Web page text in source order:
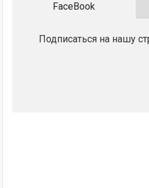
FaceBook
Подписаться на нашу